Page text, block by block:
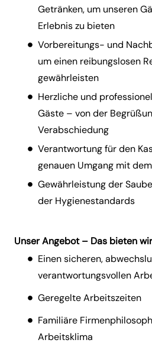
Getränken, um unseren
Erlebnis zu bieten
Vorbereitungs- und
um einen reibungslosen
gewährleisten
Herzliche und
Gäste – von der
Verabschiedung
Verantwortung für den
genauen Umgang mit
Gewährleistung der
der Hygienestandards
Unser Angebot – Das bieten
Einen sicheren,
verantwortungsvollen
Geregelte Arbeitszeiten
Familiäre
Arbeitsklima